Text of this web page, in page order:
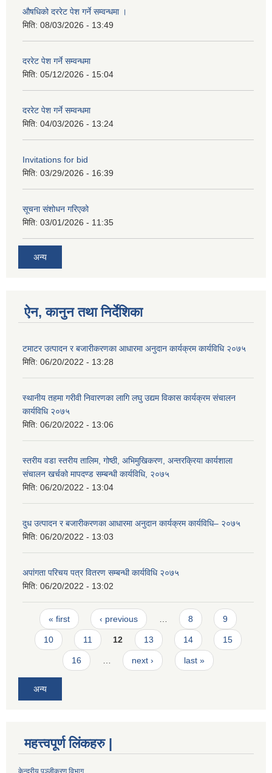
औषधिको दररेट पेश गर्ने सम्वन्धमा ।
मिति: 08/03/2026 - 13:49
दररेट पेश गर्ने सम्वन्धमा
मिति: 05/12/2026 - 15:04
दररेट पेश गर्ने सम्वन्धमा
मिति: 04/03/2026 - 13:24
Invitations for bid
मिति: 03/29/2026 - 16:39
सूचना संशोधन गरिएको
मिति: 03/01/2026 - 11:35
अन्य
ऐन, कानुन तथा निर्देशिका
टमाटर उत्पादन र बजारीकरणका आधारमा अनुदान कार्यक्रम कार्यविधि २०७५
मिति: 06/20/2022 - 13:28
स्थानीय तहमा गरीवी निवारणका लागि लघु उद्यम विकास कार्यक्रम संचालन
कार्यविधि २०७५
मिति: 06/20/2022 - 13:06
स्तरीय वडा स्तरीय तालिम, गोष्ठी, अभिमुखिकरण, अन्तरक्रिया कार्यशाला
संचालन खर्चको मापदण्ड सम्बन्धी कार्यविधि, २०७५
मिति: 06/20/2022 - 13:04
दुध उत्पादन र बजारीकरणका आधारमा अनुदान कार्यक्रम कार्यविधि– २०७५
मिति: 06/20/2022 - 13:03
अपांगता परिचय पत्र वितरण सम्बन्धी कार्यविधि २०७५
मिति: 06/20/2022 - 13:02
Pages
« first ‹ previous … 8 9
10 11 12 13 14 15
16 … next › last »
अन्य
महत्त्वपूर्ण लिंकहरु |
केन्द्रीय पञ्जीकरण विभाग